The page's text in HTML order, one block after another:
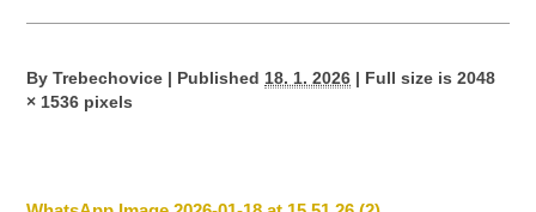
By Trebechovice | Published 18. 1. 2026 | Full size is2048
× 1536 pixels